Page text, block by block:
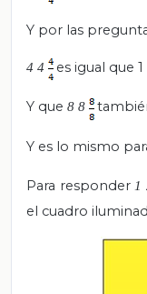
Y por las
4 4 es igual que 1
Y que 8 8
Y es lo mismo
Para responder1
el cuadro